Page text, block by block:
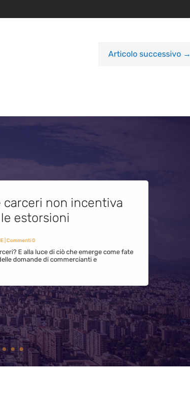
Articolo successivo→
carceri non incentiva
estorsioni
| Commenti 0
E alla luce di ciò che emerge come fate
domande di commercianti e